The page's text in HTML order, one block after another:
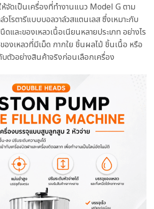
จัดเป็นเครื่องที่ทำงานแนว Model G ตาม
วโรตารีแบบบอลวาล์วสแตนเลส ซึ่งเหมาะกับ
และของเหลวเนื้อเนียนหลายประเภท อย่างไร
องเหลวที่มีเม็ด กากใย ชิ้นผลไม้ ชิ้นเนื้อ หรือ
ตัวอย่างสินค้าจริงก่อนเลือกเครื่อง